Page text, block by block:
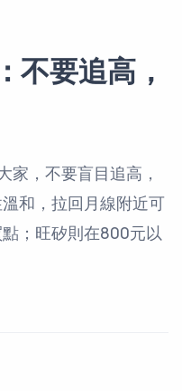
不要追高，
家，不要盲目追高，
和，拉回月線附近可
；旺矽則在800元以